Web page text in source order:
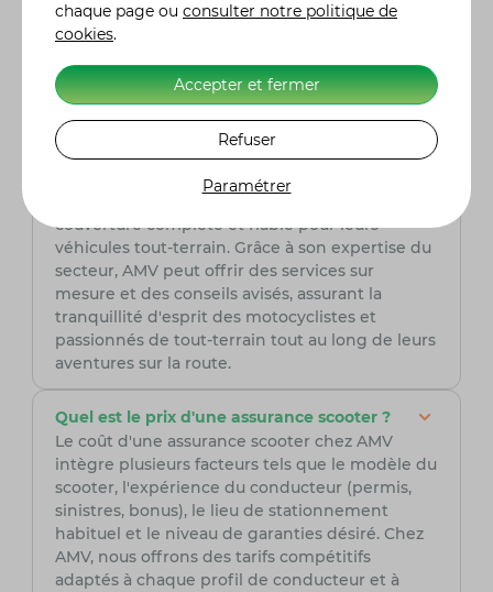
Quelle assurance scooter choisir ?
Pour choisir avec soin votre assurance scooter, il
est primordial de comparer les tarifs, les
garanties et les franchises proposées. AMV,
assureur spécialisé dans le domaine de la moto,
est une option à prendre en sérieuse
considération. Fort de son expertise, AMV offre
des solutions adaptées aux besoins spécifiques
couverture complète et fiable pour leurs
véhicules tout-terrain. Grâce à son expertise du
secteur, AMV peut offrir des services sur
mesure et des conseils avisés, assurant la
tranquillité d'esprit des motocyclistes et
passionnés de tout-terrain tout au long de leurs
aventures sur la route.
Quel est le prix d'une assurance scooter ?
Le coût d'une assurance scooter chez AMV
intègre plusieurs facteurs tels que le modèle du
scooter, l'expérience du conducteur (permis,
sinistres, bonus), le lieu de stationnement
habituel et le niveau de garanties désiré. Chez
AMV, nous offrons des tarifs compétitifs
adaptés à chaque profil de conducteur et à
chaque page ou consulter notre politique de
cookies.
Accepter et fermer
Refuser
Paramétrer